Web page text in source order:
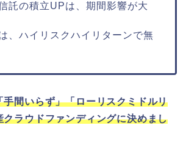
託の積立UPは、期間影響が大
、ハイリスクハイリターンで無
手間いらず」「ローリスクミドルリ
クラウドファンディングに決めまし